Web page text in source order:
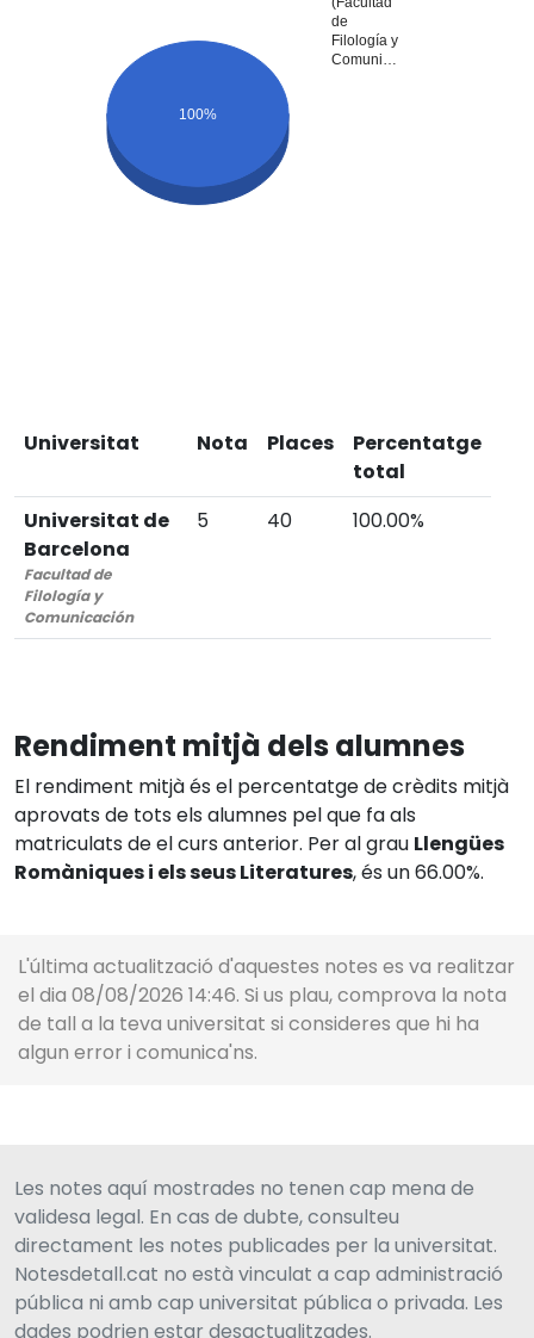
de
Filología y
Comuni…
100%
Universitat Nota Places
Percentatge
total
Universitat de
Barcelona
Facultad de
Filología y
Comunicación
5 40 100.00%
Rendiment mitjà dels alumnes
El rendiment mitjà és el percentatge de crèdits mitjà
aprovats de tots els alumnes pel que fa als
matriculats de el curs anterior. Per al grau Llengües
Romàniques i els seus Literatures, és un 66.00%.
L'última actualització d'aquestes notes es va realitzar
el dia 08/08/2026 14:46. Si us plau, comprova la nota
de tall a la teva universitat si consideres que hi ha
algun error i comunica'ns.
Les notes aquí mostrades no tenen cap mena de
validesa legal. En cas de dubte, consulteu
directament les notes publicades per la universitat.
Notesdetall.cat no està vinculat a cap administració
pública ni amb cap universitat pública o privada. Les
dades podrien estar desactualitzades.